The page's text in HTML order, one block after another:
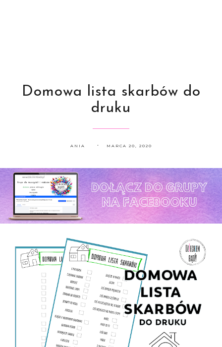
Domowa lista skarbów do
druku
ANIA MARCA 20, 2020